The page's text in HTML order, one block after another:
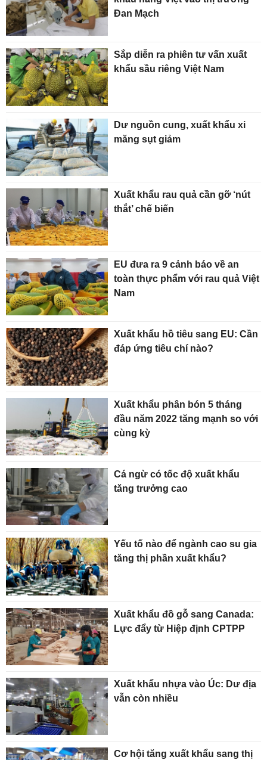
Đan Mạch
Sắp diễn ra phiên tư vấn xuất
khẩu sầu riêng Việt Nam
Dư nguồn cung, xuất khẩu xi
măng sụt giảm
Xuất khẩu rau quả cần gỡ ‘nút
thắt’ chế biến
EU đưa ra 9 cảnh báo về an
toàn thực phẩm với rau quả Việt
Nam
Xuất khẩu hồ tiêu sang EU: Cần
đáp ứng tiêu chí nào?
Xuất khẩu phân bón 5 tháng
đầu năm 2022 tăng mạnh so với
cùng kỳ
Cá ngừ có tốc độ xuất khẩu
tăng trưởng cao
Yếu tố nào để ngành cao su gia
tăng thị phần xuất khẩu?
Xuất khẩu đồ gỗ sang Canada:
Lực đẩy từ Hiệp định CPTPP
Xuất khẩu nhựa vào Úc: Dư địa
vẫn còn nhiều
Cơ hội tăng xuất khẩu sang thị